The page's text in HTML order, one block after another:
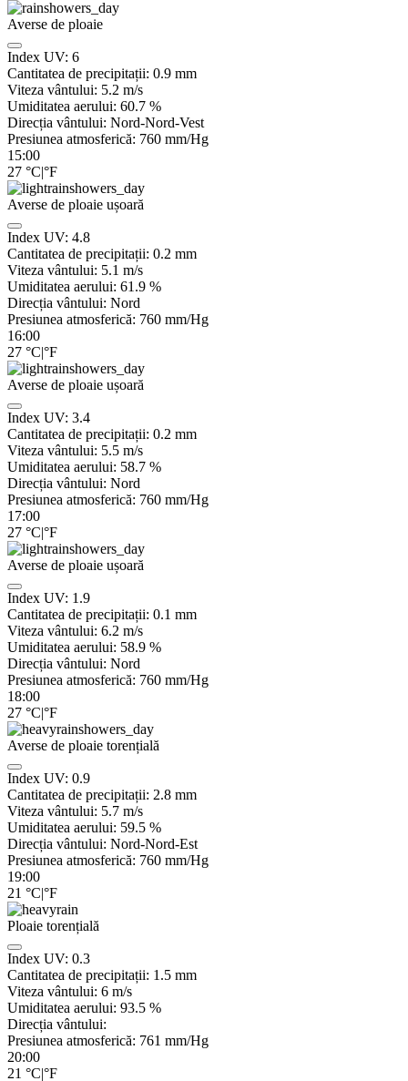
Averse de ploaie
Index UV: 6
Cantitatea de precipitații: 0.9 mm
Viteza vântului: 5.2 m/s
Umiditatea aerului: 60.7 %
Direcția vântului: Nord-Nord-Vest
Presiunea atmosferică: 760 mm/Hg
15:00
27 °C|°F
Averse de ploaie ușoară
Index UV: 4.8
Cantitatea de precipitații: 0.2 mm
Viteza vântului: 5.1 m/s
Umiditatea aerului: 61.9 %
Direcția vântului: Nord
Presiunea atmosferică: 760 mm/Hg
16:00
27 °C|°F
Averse de ploaie ușoară
Index UV: 3.4
Cantitatea de precipitații: 0.2 mm
Viteza vântului: 5.5 m/s
Umiditatea aerului: 58.7 %
Direcția vântului: Nord
Presiunea atmosferică: 760 mm/Hg
17:00
27 °C|°F
Averse de ploaie ușoară
Index UV: 1.9
Cantitatea de precipitații: 0.1 mm
Viteza vântului: 6.2 m/s
Umiditatea aerului: 58.9 %
Direcția vântului: Nord
Presiunea atmosferică: 760 mm/Hg
18:00
27 °C|°F
Averse de ploaie torențială
Index UV: 0.9
Cantitatea de precipitații: 2.8 mm
Viteza vântului: 5.7 m/s
Umiditatea aerului: 59.5 %
Direcția vântului: Nord-Nord-Est
Presiunea atmosferică: 760 mm/Hg
19:00
21 °C|°F
Ploaie torențială
Index UV: 0.3
Cantitatea de precipitații: 1.5 mm
Viteza vântului: 6 m/s
Umiditatea aerului: 93.5 %
Direcția vântului:
Presiunea atmosferică: 761 mm/Hg
20:00
21 °C|°F